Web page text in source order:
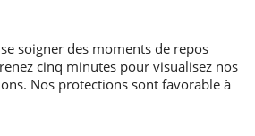
soigner des moments de repos
cinq minutes pour visualisez nos
Nos protections sont favorable à